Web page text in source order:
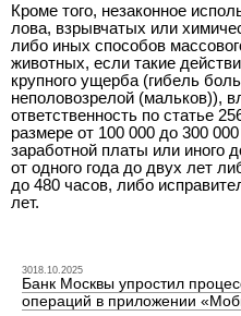
Кроме того, незаконное
лова, взрывчатых или
либо иных способов
животных, если такие
крупного ущерба (гибель
неполовозрелой (мальков)),
ответственность по статье
размере от 100 000 до 300
заработной платы или иного
от одного года до двух лет
до 480 часов, либо
лет.
3018.10.2025
Банк Москвы упростил
операций в приложении